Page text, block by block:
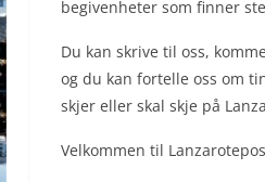
begivenheter som finner
Du kan skrive til oss,
og du kan fortelle oss om
skjer eller skal skje på
Velkommen til